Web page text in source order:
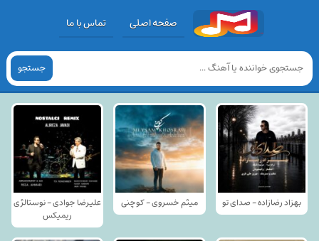
صفحه اصلی تماس با ما
جستجو
بهزاد رضازاده - صدای تو میثم خسروی - کوچنی
علیرضا جوادی - نوستالژی
ریمیکس